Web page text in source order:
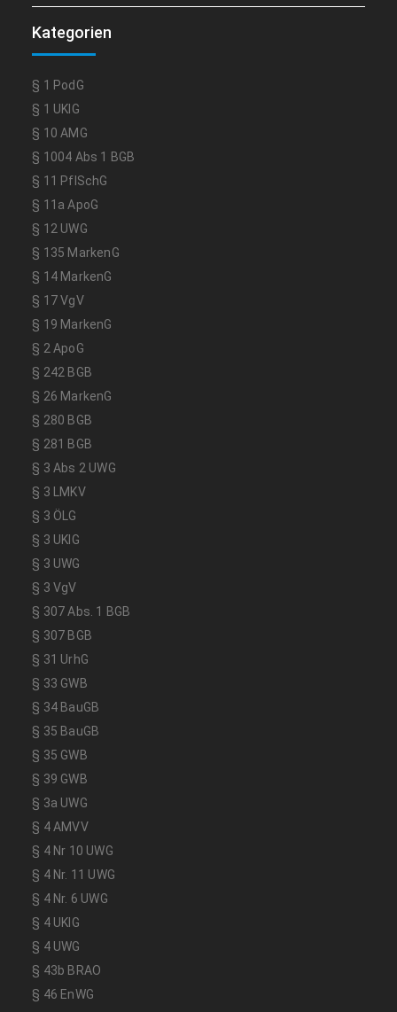
Kategorien
§ 1 PodG
§ 1 UKlG
§ 10 AMG
§ 1004 Abs 1 BGB
§ 11 PflSchG
§ 11a ApoG
§ 12 UWG
§ 135 MarkenG
§ 14 MarkenG
§ 17 VgV
§ 19 MarkenG
§ 2 ApoG
§ 242 BGB
§ 26 MarkenG
§ 280 BGB
§ 281 BGB
§ 3 Abs 2 UWG
§ 3 LMKV
§ 3 ÖLG
§ 3 UKlG
§ 3 UWG
§ 3 VgV
§ 307 Abs. 1 BGB
§ 307 BGB
§ 31 UrhG
§ 33 GWB
§ 34 BauGB
§ 35 BauGB
§ 35 GWB
§ 39 GWB
§ 3a UWG
§ 4 AMVV
§ 4 Nr 10 UWG
§ 4 Nr. 11 UWG
§ 4 Nr. 6 UWG
§ 4 UKlG
§ 4 UWG
§ 43b BRAO
§ 46 EnWG